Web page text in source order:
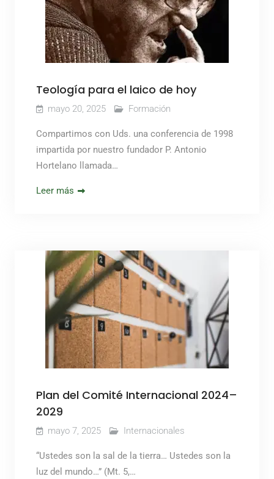
Teología para el laico de hoy
mayo 20, 2025 Formación
Compartimos con Uds. una conferencia de 1998
impartida por nuestro fundador P. Antonio
Hortelano llamada…
Leer más
Plan del Comité Internacional 2024–
2029
mayo 7, 2025 Internacionales
“Ustedes son la sal de la tierra… Ustedes son la
luz del mundo…” (Mt. 5,…